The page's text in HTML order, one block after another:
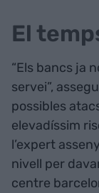
El
“Els bancs ja
servei”,
possibles
elevadíssim
l’expert
nivell per
centre